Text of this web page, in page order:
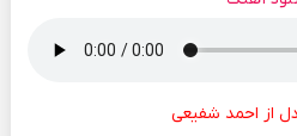
از احمد شفیعی